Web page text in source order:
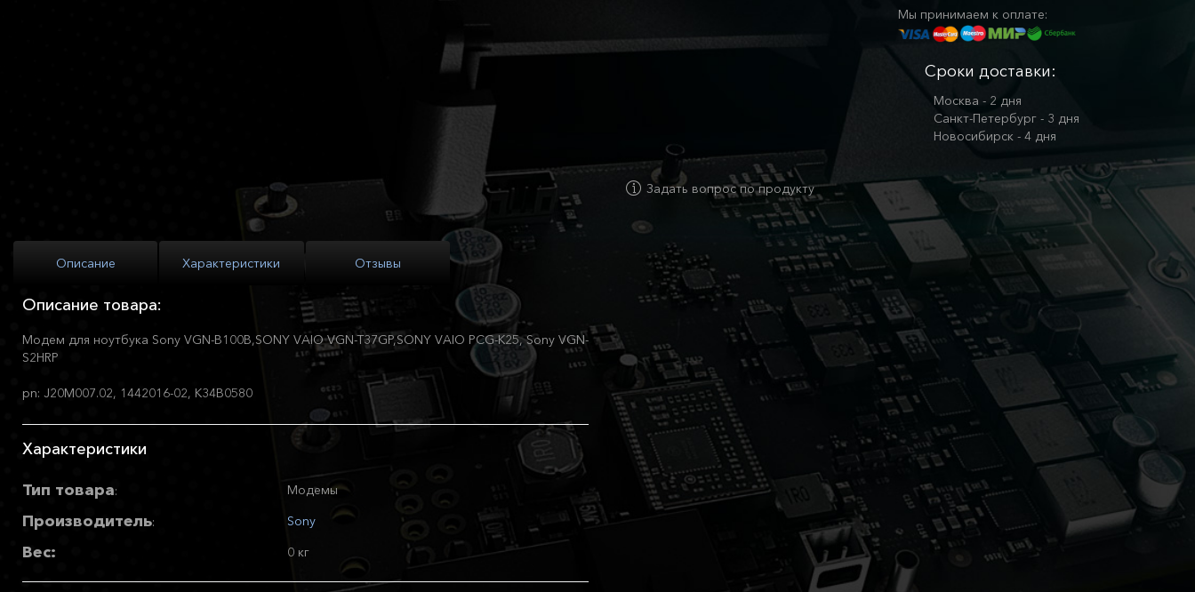
Мы принимаем к оплате:
Сроки доставки:
Москва - 2 дня
Санкт-Петербург - 3 дня
Новосибирск - 4 дня
Задать вопрос по продукту
Описание Характеристики Отзывы
Описание товара:
Модем для ноутбука Sony VGN-B100B,SONY VAIO VGN-T37GP,SONY VAIO PCG-K25, Sony VGN-
S2HRP
pn: J20M007.02, 1442016-02, K34B0580
Характеристики
Тип товара: Модемы
Производитель: Sony
Вес: 0 кг